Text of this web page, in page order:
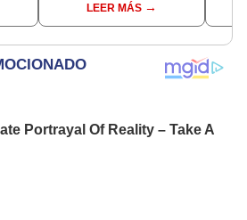
cuidar caballos, burros
y otros animales
LEER MÁS